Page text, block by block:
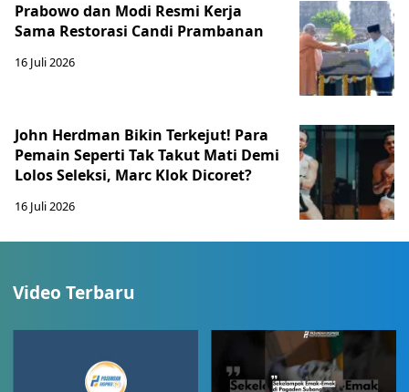
Prabowo dan Modi Resmi Kerja
Sama Restorasi Candi Prambanan
16 Juli 2026
John Herdman Bikin Terkejut! Para
Pemain Seperti Tak Takut Mati Demi
Lolos Seleksi, Marc Klok Dicoret?
16 Juli 2026
Video Terbaru